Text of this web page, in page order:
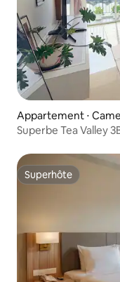
Appartement ⋅
Superbe Tea Valley
Superhôte
Superhôte